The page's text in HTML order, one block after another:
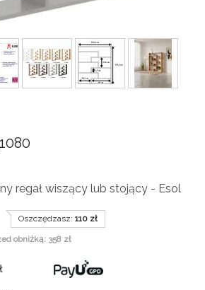
regał wiszący lub stojący - Esol
Oszczędzasz: 110 zł
obniżką: 358 zł